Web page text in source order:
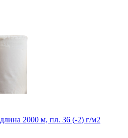
2000 м, пл. 36 (-2) г/м2